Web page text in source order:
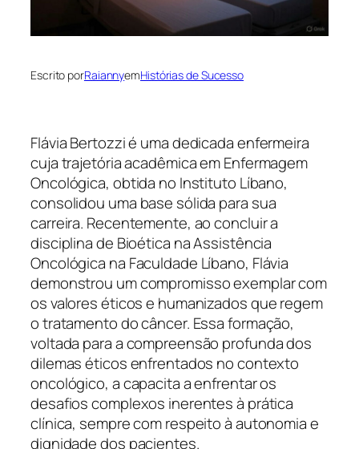
Escrito porRaiannyemHistórias de Sucesso
Flávia Bertozzi é uma dedicada enfermeira
cuja trajetória acadêmica em Enfermagem
Oncológica, obtida no Instituto Líbano,
consolidou uma base sólida para sua
carreira. Recentemente, ao concluir a
disciplina de Bioética na Assistência
Oncológica na Faculdade Líbano, Flávia
demonstrou um compromisso exemplar com
os valores éticos e humanizados que regem
o tratamento do câncer. Essa formação,
voltada para a compreensão profunda dos
dilemas éticos enfrentados no contexto
oncológico, a capacita a enfrentar os
desafios complexos inerentes à prática
clínica, sempre com respeito à autonomia e
dignidade dos pacientes.